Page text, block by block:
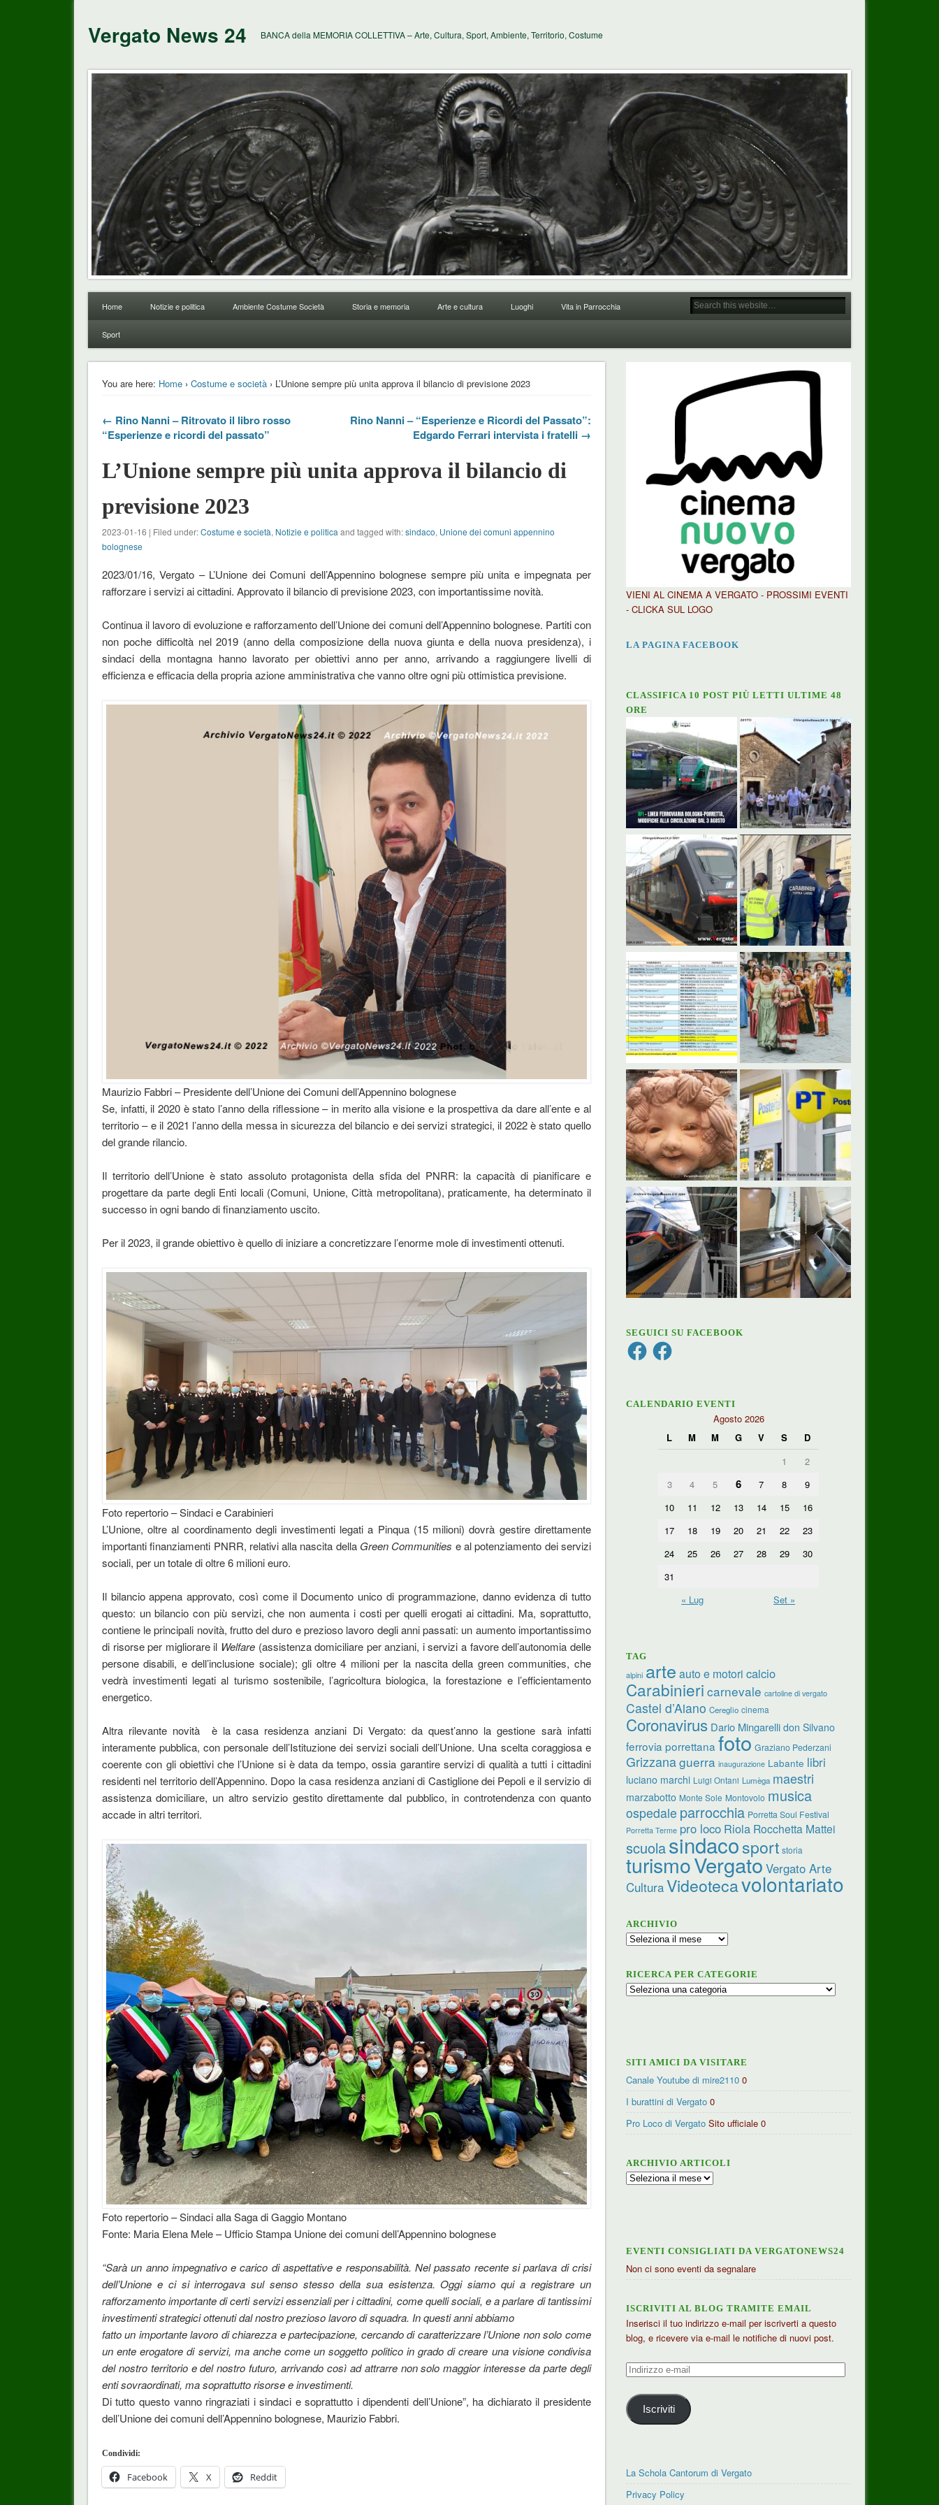
Vergato News 24 BANCA della MEMORIA COLLETTIVA – Arte, Cultura, Sport, Ambiente, Territorio, Costume
Home Notizie e politica Ambiente Costume Società Storia e memoria Arte e cultura Luoghi Vita in Parrocchia
Sport
You are here: Home› Costume e società› L’Unione sempre più unita approva il bilancio di previsione 2023
← Rino Nanni – Ritrovato il libro rosso
“Esperienze e ricordi del passato”
Rino Nanni – “Esperienze e Ricordi del Passato”:
Edgardo Ferrari intervista i fratelli →
L’Unione sempre più unita approva il bilancio di
previsione 2023
2023-01-16 | Filed under:Costume e società, Notizie e politica and tagged with:sindaco, Unione dei comuni appennino
bolognese
2023/01/16, Vergato – L’Unione dei Comuni dell’Appennino bolognese sempre più unita e impegnata per
rafforzare i servizi ai cittadini. Approvato il bilancio di previsione 2023, con importantissime novità.
Continua il lavoro di evoluzione e rafforzamento dell’Unione dei comuni dell’Appennino bolognese. Partiti con
non poche difficoltà nel 2019 (anno della composizione della nuova giunta e della nuova presidenza), i
sindaci della montagna hanno lavorato per obiettivi anno per anno, arrivando a raggiungere livelli di
efficienza e efficacia della propria azione amministrativa che vanno oltre ogni più ottimistica previsione.
Maurizio Fabbri – Presidente dell’Unione dei Comuni dell’Appennino bolognese
Se, infatti, il 2020 è stato l’anno della riflessione – in merito alla visione e la prospettiva da dare all’ente e al
territorio – e il 2021 l’anno della messa in sicurezza del bilancio e dei servizi strategici, il 2022 è stato quello
del grande rilancio.
Il territorio dell’Unione è stato assoluto protagonista della sfida del PNRR: la capacità di pianificare e
progettare da parte degli Enti locali (Comuni, Unione, Città metropolitana), praticamente, ha determinato il
successo in ogni bando di finanziamento uscito.
Per il 2023, il grande obiettivo è quello di iniziare a concretizzare l’enorme mole di investimenti ottenuti.
Foto repertorio – Sindaci e Carabinieri
L’Unione, oltre al coordinamento degli investimenti legati a Pinqua (15 milioni) dovrà gestire direttamente
importanti finanziamenti PNRR, relativi alla nascita della Green Communities e al potenziamento dei servizi
sociali, per un totale di oltre 6 milioni euro.
Il bilancio appena approvato, così come il Documento unico di programmazione, danno evidenza di tutto
questo: un bilancio con più servizi, che non aumenta i costi per quelli erogati ai cittadini. Ma, soprattutto,
contiene le principali novità, frutto del duro e prezioso lavoro degli anni passati: un aumento importantissimo
di risorse per migliorare il Welfare(assistenza domiciliare per anziani, i servizi a favore dell’autonomia delle
persone disabili, e dell’inclusione sociale); gli oltre 4 milioni per la nascita della green communities, che
vedrà investimenti legati al turismo sostenibile, l’agricoltura biologica, la forestazione e l’efficientamento
energetico.
Altra rilevante novità è la casa residenza anziani Di Vergato: da quest’anno la gestione sarà infatti
interamente pubblica, con personale dell’Istituzione dei servizi sociali dell’Unione. Una scelta coraggiosa e
coerente con gli obiettivi che l’Unione si è data da tempo, ossia garantire servizi di qualità a tutti i cittadini
residenti nel territorio dell’Appennino. Dopo la casa residenza anziani di Castiglione dei Pepoli e il servizio di
assistenza domiciliare, un altro servizio gestito direttamente dal pubblico, in controtendenza con quanto
accade in altri territori.
Foto repertorio – Sindaci alla Saga di Gaggio Montano
Fonte: Maria Elena Mele – Ufficio Stampa Unione dei comuni dell’Appennino bolognese
“Sarà un anno impegnativo e carico di aspettative e responsabilità. Nel passato recente si parlava di crisi
dell’Unione e ci si interrogava sul senso stesso della sua esistenza. Oggi siamo qui a registrare un
rafforzamento importante di certi servizi essenziali per i cittadini, come quelli sociali, e a parlare di tantissimi
investimenti strategici ottenuti dal nostro prezioso lavoro di squadra. In questi anni abbiamo
fatto un importante lavoro di chiarezza e partecipazione, cercando di caratterizzare l’Unione non solo come
un ente erogatore di servizi, ma anche come un soggetto politico in grado di creare una visione condivisa
del nostro territorio e del nostro futuro, arrivando così ad attrarre non solo maggior interesse da parte degli
enti sovraordinati, ma soprattutto risorse e investimenti.
Di tutto questo vanno ringraziati i sindaci e soprattutto i dipendenti dell’Unione”, ha dichiarato il presidente
dell’Unione dei comuni dell’Appennino bolognese, Maurizio Fabbri.
Condividi:
Facebook X Reddit
VIENI AL CINEMA A VERGATO - PROSSIMI EVENTI
- CLICKA SUL LOGO
LA PAGINA FACEBOOK
CLASSIFICA 10 POST PIÙ LETTI ULTIME 48
ORE
SEGUICI SU FACEBOOK
FacebookFacebook
CALENDARIO EVENTI
Agosto 2026
L
M M G V S
D
1
2
3
4 5 6 7 8
9
10
11 12 13 14 15
16
17
18 19 20 21 22
23
24
25 26 27 28 29
30
31
« Lug
Set »
TAG
alpini arte auto e motori calcio
Carabinieri carnevale cartoline di vergato
Castel d’Aiano Cereglio cinema
Coronavirus Dario Mingarelli don Silvano
ferrovia porrettana foto Graziano Pederzani
Grizzanaguerra inaugurazione Labante libri
luciano marchi Luigi Ontani Lumèga maestri
marzabotto Monte Sole Montovolo musica
ospedale parrocchia Porretta Soul Festival
Porretta Terme pro loco Riola Rocchetta Mattei
scuolasindacosport storia
turismoVergato Vergato Arte
CulturaVideotecavolontariato
ARCHIVIO
Archivio
RICERCA PER CATEGORIE
Ricerca
SITI AMICI DA VISITARE
Canale Youtube di mire2110 0
I burattini di Vergato 0
Pro Loco di Vergato Sito ufficiale 0
ARCHIVIO ARTICOLI
Archivio
EVENTI CONSIGLIATI DA VERGATONEWS24
Non ci sono eventi da segnalare
ISCRIVITI AL BLOG TRAMITE EMAIL
Inserisci il tuo indirizzo e-mail per iscriverti a questo
blog, e ricevere via e-mail le notifiche di nuovi post.
Indirizzo
mail
Iscriviti
La Schola Cantorum di Vergato
Privacy Policy